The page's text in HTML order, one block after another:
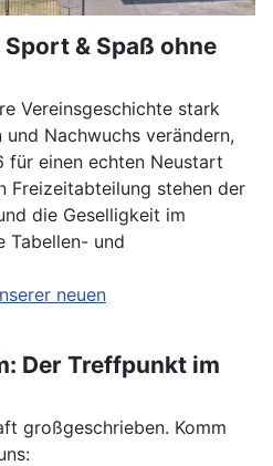
& Spaß ohne
Vereinsgeschichte stark
Nachwuchs verändern,
für einen echten Neustart
Freizeitabteilung stehen der
die Geselligkeit im
Tabellen- und
neuen
Der Treffpunkt im
großgeschrieben. Komm